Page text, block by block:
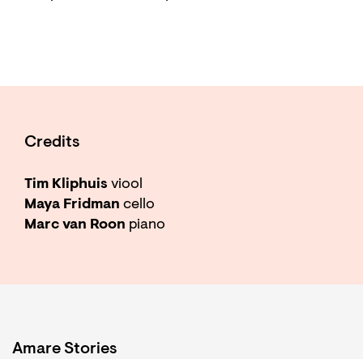
Credits
Tim Kliphuis viool
Maya Fridman cello
Marc van Roon piano
Amare Stories